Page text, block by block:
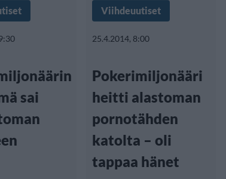
sai
Viihdeuutiset
25.4.2014, 8:00
Pokerimiljonääri
heitti alastoman
pornotähden
katolta – oli
tappaa hänet